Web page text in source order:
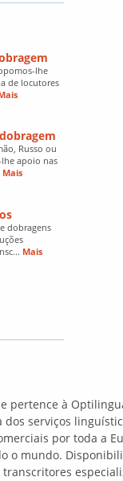
lhe
de locutores
Russo ou
apoio nas
Mais
dobragens
Mais
pertence à
serviços
por toda a
o mundo.